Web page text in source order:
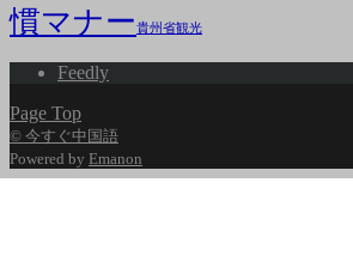
慣マナー貴州省観光
Feedly
Page Top
© 今すぐ中国語
Powered by Emanon